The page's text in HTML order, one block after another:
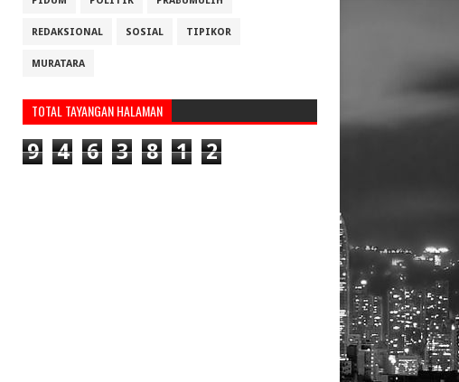
REDAKSIONAL SOSIAL TIPIKOR
MURATARA
TOTAL TAYANGAN HALAMAN
9 4 6 3 8 1 2